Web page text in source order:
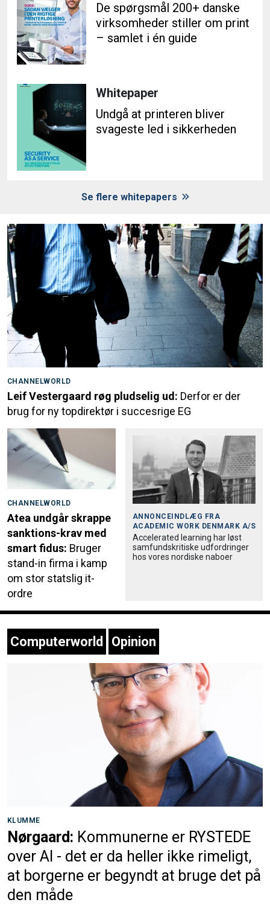
De spørgsmål 200+ danske
virksomheder stiller om print
– samlet i én guide
Whitepaper
Undgå at printeren bliver
svageste led i sikkerheden
Se flere whitepapers
CHANNELWORLD
Leif Vestergaard røg pludselig ud: Derfor er der
brug for ny topdirektør i succesrige EG
CHANNELWORLD
Atea undgår skrappe
sanktions-krav med
smart fidus: Bruger
stand-in firma i kamp
om stor statslig it-
ordre
ANNONCEINDLÆG FRA
ACADEMIC WORK DENMARK A/S
Accele­rated learning har løst
samfund­skri­tiske udfordringer
hos vores nordiske naboer
Computerworld Opinion
KLUMME
Nørgaard: Kommunerne er RYSTEDE
over AI - det er da heller ikke rimeligt,
at borgerne er begyndt at bruge det på
den måde